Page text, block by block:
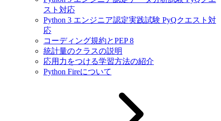
スト対応
Python 3 エンジニア認定実践試験 PyQクエスト対
応
コーディング規約とPEP 8
統計量のクラスの説明
応用力をつける学習方法の紹介
Python Fireについて